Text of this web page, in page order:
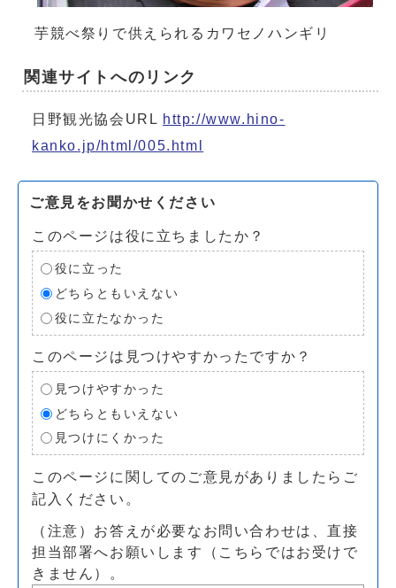
芋競べ祭りで供えられるカワセノハンギリ
関連サイトへのリンク
日野観光協会URL http://www.hino-
kanko.jp/html/005.html
ご意見をお聞かせください
このページは役に立ちましたか？
役に立った
どちらともいえない
役に立たなかった
このページは見つけやすかったですか？
見つけやすかった
どちらともいえない
見つけにくかった
このページに関してのご意見がありましたらご
記入ください。
（注意）お答えが必要なお問い合わせは、直接
担当部署へお願いします（こちらではお受けで
きません）。